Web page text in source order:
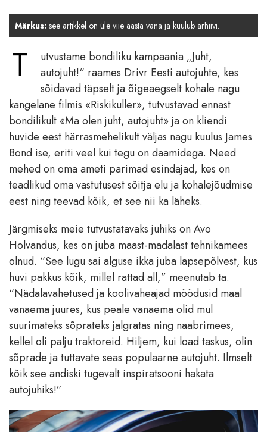
Märkus: see artikkel on üle viie aasta vana ja kuulub arhiivi.
T
utvustame bondiliku kampaania „Juht,
autojuht!“ raames Drivr Eesti autojuhte, kes
sõidavad täpselt ja õigeaegselt kohale nagu
kangelane filmis «Riskikuller», tutvustavad ennast
bondilikult «Ma olen juht, autojuht» ja on kliendi
huvide eest härrasmehelikult väljas nagu kuulus James
Bond ise, eriti veel kui tegu on daamidega. Need
mehed on oma ameti parimad esindajad, kes on
teadlikud oma vastutusest sõitja elu ja kohalejõudmise
eest ning teevad kõik, et see nii ka läheks.
Järgmiseks meie tutvustatavaks juhiks on Avo
Holvandus, kes on juba maast-madalast tehnikamees
olnud. “See lugu sai alguse ikka juba lapsepõlvest, kus
huvi pakkus kõik, millel rattad all,” meenutab ta.
“Nädalavahetused ja koolivaheajad möödusid maal
vanaema juures, kus peale vanaema olid mul
suurimateks sõprateks jalgratas ning naabrimees,
kellel oli palju traktoreid. Hiljem, kui load taskus, olin
sõprade ja tuttavate seas populaarne autojuht. Ilmselt
kõik see andiski tugevalt inspiratsooni hakata
autojuhiks!”